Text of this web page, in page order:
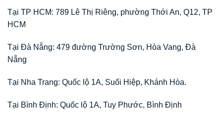
Tại TP HCM: 789 Lê Thị Riêng, phường Thới An, Q12, TP
HCM
Tại Đà Nẵng: 479 đường Trường Sơn, Hòa Vang, Đà
Nẵng
Tại Nha Trang: Quốc lộ 1A, Suối Hiệp, Khánh Hòa.
Tại Bình Định: Quốc lộ 1A, Tuy Phước, Bình Định